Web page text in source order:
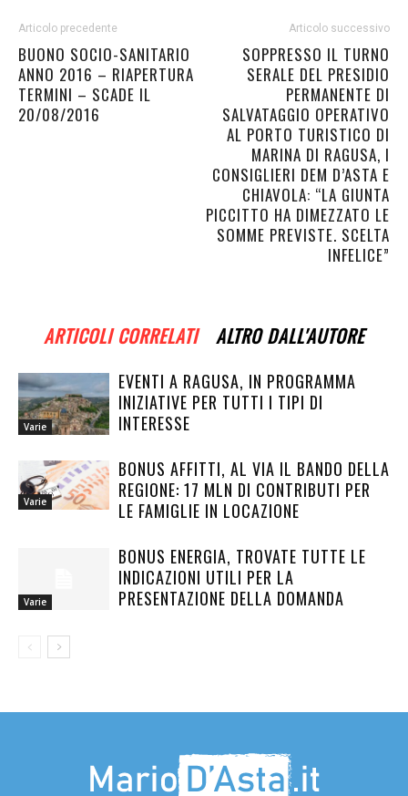
Articolo precedente
BUONO SOCIO-SANITARIO
ANNO 2016 – RIAPERTURA
TERMINI – SCADE IL
20/08/2016
Articolo successivo
SOPPRESSO IL TURNO
SERALE DEL PRESIDIO
PERMANENTE DI
SALVATAGGIO OPERATIVO
AL PORTO TURISTICO DI
MARINA DI RAGUSA, I
CONSIGLIERI DEM D’ASTA E
CHIAVOLA: “LA GIUNTA
PICCITTO HA DIMEZZATO LE
SOMME PREVISTE. SCELTA
INFELICE”
ARTICOLI CORRELATI ALTRO DALL'AUTORE
Varie
EVENTI A RAGUSA, IN PROGRAMMA
INIZIATIVE PER TUTTI I TIPI DI
INTERESSE
Varie
BONUS AFFITTI, AL VIA IL BANDO DELLA
REGIONE: 17 MLN DI CONTRIBUTI PER
LE FAMIGLIE IN LOCAZIONE
Varie
BONUS ENERGIA, TROVATE TUTTE LE
INDICAZIONI UTILI PER LA
PRESENTAZIONE DELLA DOMANDA